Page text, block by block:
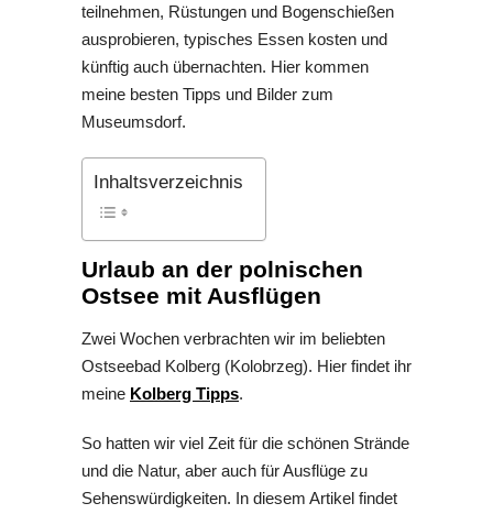
teilnehmen, Rüstungen und Bogenschießen
ausprobieren, typisches Essen kosten und
künftig auch übernachten. Hier kommen
meine besten Tipps und Bilder zum
Museumsdorf.
Inhaltsverzeichnis
Urlaub an der polnischen
Ostsee mit Ausflügen
Zwei Wochen verbrachten wir im beliebten
Ostseebad Kolberg (Kolobrzeg). Hier findet ihr
meine Kolberg Tipps.
So hatten wir viel Zeit für die schönen Strände
und die Natur, aber auch für Ausflüge zu
Sehenswürdigkeiten. In diesem Artikel findet